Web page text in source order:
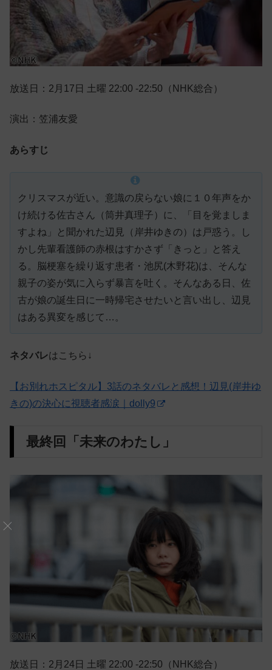
放送日：2月17日 土曜 22:00 -22:50（NHK総合）
演出：笠浦友愛
あらすじ
クリスマスが近い。意識の戻らない娘に１０年声をか
け続ける佐古さん（筒井真理子）に、「目を覚ましま
すよね」と聞かれた辺見（岸井ゆきの）は戸惑う。し
かし先輩看護師の赤根はすかさず「きっと」と答え
る。脳梗塞を繰り返す患者・池尻(木野花)は、そんな
親子の姿が気に入らず暴言を吐く。そんなある日、佐
古が娘の誕生日に一時帰宅させたいと言い出し、辺見
はある異変を感じて…。
ネタバレはこちら↓
【お別れホスピタル】3話のネタバレと感想！辺見(岸井ゆ
きの)の決心に視聴者感涙｜dolly9
最終回「未来のわたし」
放送日：2月24日 土曜 22:00 -22:50（NHK総合）